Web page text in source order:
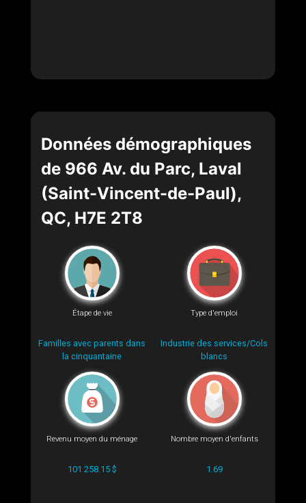
Données démographiques
de 966 Av. du Parc, Laval
(Saint-Vincent-de-Paul),
QC, H7E 2T8
Étape de vie
Familles avec parents dans
la cinquantaine
Type d'emploi
Industrie des services/Cols
blancs
Revenu moyen du ménage
101 258.15 $
Nombre moyen d'enfants
1.69